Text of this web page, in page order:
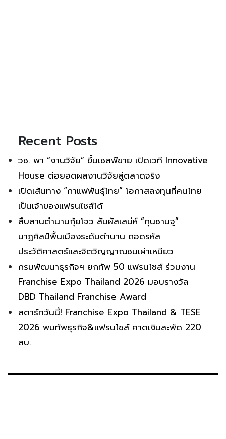
Recent Posts
วช. พา “งานวิจัย” ขึ้นเชลฟ์ขาย เปิดเวที Innovative
House ต่อยอดผลงานวิจัยสู่ตลาดจริง
เปิดเส้นทาง “กาแฟพันธุ์ไทย” โอกาสลงทุนที่คนไทย
เป็นเจ้าของแฟรนไชส์ได้
สืบสานตำนานกุ้ยโจว สัมผัสเสน่ห์ “กุนซานจู”
นาฏศิลป์พื้นเมืองระดับตำนาน ถอดรหัส
ประวัติศาสตร์และจิตวิญญาณชนเผ่าเหมียว
กรมพัฒนาธุรกิจฯ ยกทัพ 50 แฟรนไชส์ ร่วมงาน
Franchise Expo Thailand 2026 มอบรางวัล
DBD Thailand Franchise Award
สตาร์ทวันนี้! Franchise Expo Thailand & TESE
2026 พบทัพธุรกิจ&แฟรนไชส์ คาดเงินสะพัด 220
ลบ.